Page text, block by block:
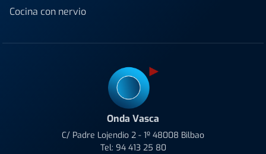
Cocina con nervio
Onda Vasca
C/ Padre Lojendio 2 - 1º 48008 Bilbao
Tel: 94 413 25 80